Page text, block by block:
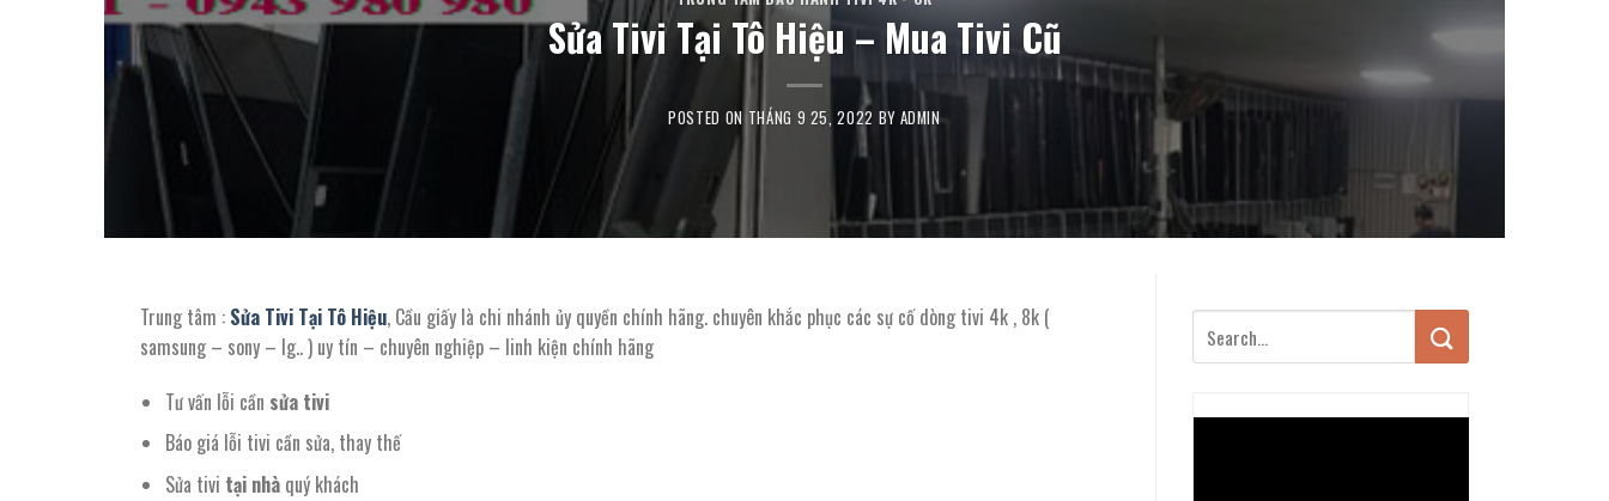
Sửa Tivi Tại Tô Hiệu – Mua Tivi Cũ
POSTED ON THÁNG 9 25, 2022 BY ADMIN
Trung tâm : Sửa Tivi Tại Tô Hiệu, Cầu giấy là chi nhánh ủy quyền chính hãng. chuyên khắc phục các sự cố dòng tivi 4k , 8k (
samsung – sony – lg.. ) uy tín – chuyên nghiệp – linh kiện chính hãng
Tư vấn lỗi cần sửa tivi
Báo giá lỗi tivi cần sửa, thay thế
Sửa tivi tại nhàquý khách